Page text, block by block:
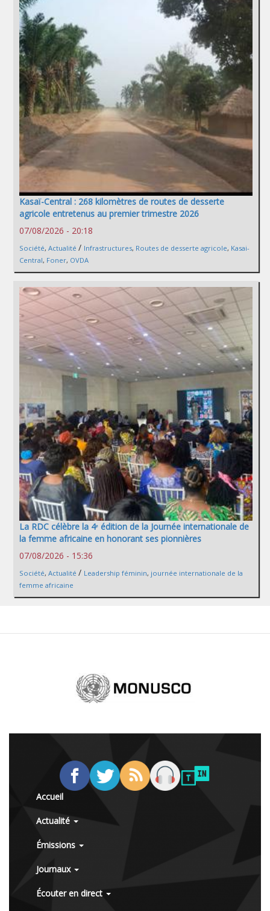
Kasaï-Central : 268 kilomètres de routes de desserte
agricole entretenus au premier trimestre 2026
07/08/2026 - 20:18
Société, Actualité / Infrastructures, Routes de desserte agricole, Kasai-
Central, Foner, OVDA
La RDC célèbre la 4ᵉ édition de la Journée internationale de
la femme africaine en honorant ses pionnières
07/08/2026 - 15:36
Société, Actualité / Leadership féminin, journée internationale de la
femme africaine
Accueil
Actualité
Émissions
Journaux
Écouter en direct